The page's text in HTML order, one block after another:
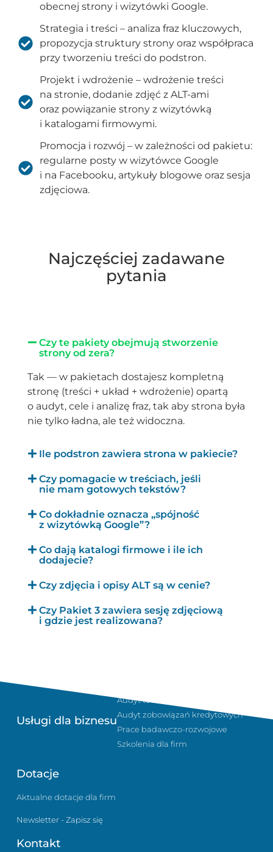
obecnej strony i wizytówki Google.
Strategia i treści – analiza fraz kluczowych,
propozycja struktury strony oraz współpraca
przy tworzeniu treści do podstron.
Projekt i wdrożenie – wdrożenie treści
na stronie, dodanie zdjęć z ALT-ami
oraz powiązanie strony z wizytówką
i katalogami firmowymi.
Promocja i rozwój – w zależności od pakietu:
regularne posty w wizytówce Google
i na Facebooku, artykuły blogowe oraz sesja
zdjęciowa.
Najczęściej zadawane
pytania
Czy te pakiety obejmują stworzenie
strony od zera?
Tak — w pakietach dostajesz kompletną
stronę (treści + układ + wdrożenie) opartą
o audyt, cele i analizę fraz, tak aby strona była
nie tylko ładna, ale też widoczna.
Ile podstron zawiera strona w pakiecie?
Czy pomagacie w treściach, jeśli
nie mam gotowych tekstów?
Co dokładnie oznacza „spójność
z wizytówką Google”?
Co dają katalogi firmowe i ile ich
dodajecie?
Czy zdjęcia i opisy ALT są w cenie?
Czy Pakiet 3 zawiera sesję zdjęciową
i gdzie jest realizowana?
Usługi dla biznesu
Audyt technologiczny w firmie
Audyt zobowiązań kredytowych
Prace badawczo-rozwojowe
Szkolenia dla firm
Dotacje
Aktualne dotacje dla firm
Newsletter - Zapisz się
Kontakt